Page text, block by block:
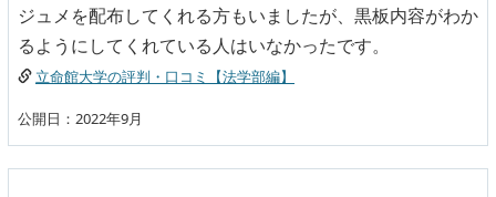
ジュメを配布してくれる方もいましたが、黒板内容がわか
るようにしてくれている人はいなかったです。
立命館大学の評判・口コミ【法学部編】
公開日：2022年9月